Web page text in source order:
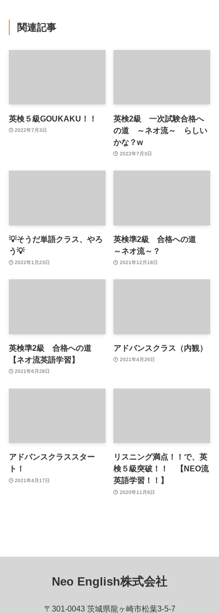
関連記事
英検５級GOUKAKU！！
2022年7月3日
英検2級 一次試験合格へ
の道 ～ネオ流～ らしい
かな？w
2022年7月3日
💡そうだ単語クラス、やろ
う💡
2022年1月23日
英検準2級 合格への道
～ネオ流～？
2021年12月18日
英検準2級 合格への道
【ネオ流英語学習】
2021年6月28日
アドバンスクラス（内観）
2021年4月26日
アドバンスクラススター
ト！
2021年4月17日
リスニング満点！！で、英
検５級突破！！ 【NEO流
英語学習！！】
2020年11月6日
Neo English株式会社
〒301-0043 茨城県龍ヶ崎市松葉3-5-7